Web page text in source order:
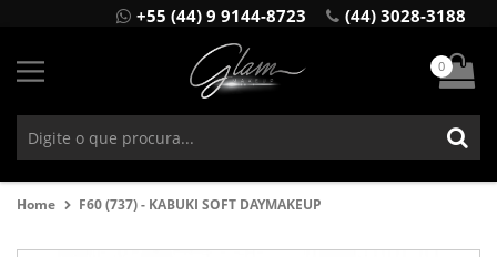
+55 (44) 9 9144-8723 (44) 3028-3188
0
Home F60 (737) - KABUKI SOFT DAYMAKEUP